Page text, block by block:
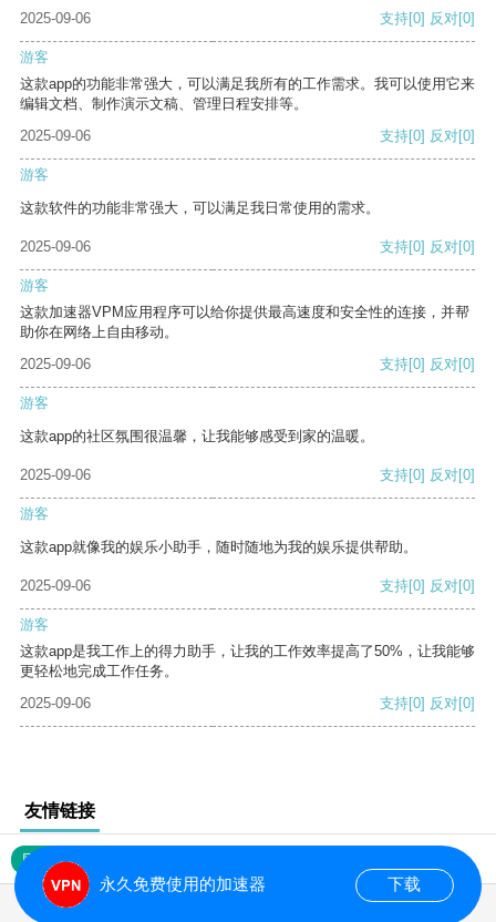
2025-09-06
支持[0] 反对[0]
游客
这款app的功能非常强大，可以满足我所有的工作需求。我可以使用它来
编辑文档、制作演示文稿、管理日程安排等。
2025-09-06
支持[0] 反对[0]
游客
这款软件的功能非常强大，可以满足我日常使用的需求。
2025-09-06 支持[0] 反对[0]
游客
这款加速器VPM应用程序可以给你提供最高速度和安全性的连接，并帮
助你在网络上自由移动。
2025-09-06
支持[0] 反对[0]
游客
这款app的社区氛围很温馨，让我能够感受到家的温暖。
2025-09-06 支持[0] 反对[0]
游客
这款app就像我的娱乐小助手，随时随地为我的娱乐提供帮助。
2025-09-06 支持[0] 反对[0]
游客
这款app是我工作上的得力助手，让我的工作效率提高了50%，让我能够
更轻松地完成工作任务。
2025-09-06
支持[0] 反对[0]
友情链接
网站地图
永久免费使用的加速器 下载